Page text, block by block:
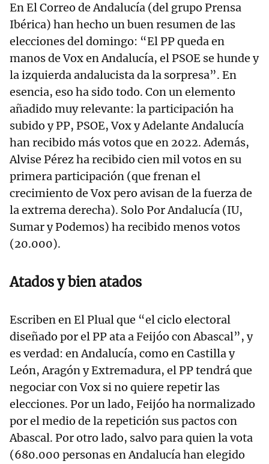
En El Correo de Andalucía (del grupo Prensa
Ibérica) han hecho un buen resumen de las
elecciones del domingo: “El PP queda en
manos de Vox en Andalucía, el PSOE se hunde y
la izquierda andalucista da la sorpresa”. En
esencia, eso ha sido todo. Con un elemento
añadido muy relevante: la participación ha
subido y PP, PSOE, Vox y Adelante Andalucía
han recibido más votos que en 2022. Además,
Alvise Pérez ha recibido cien mil votos en su
primera participación (que frenan el
crecimiento de Vox pero avisan de la fuerza de
la extrema derecha). Solo Por Andalucía (IU,
Sumar y Podemos) ha recibido menos votos
(20.000).
Atados y bien atados
Escriben en El Plual que “el ciclo electoral
diseñado por el PP ata a Feijóo con Abascal”, y
es verdad: en Andalucía, como en Castilla y
León, Aragón y Extremadura, el PP tendrá que
negociar con Vox si no quiere repetir las
elecciones. Por un lado, Feijóo ha normalizado
por el medio de la repetición sus pactos con
Abascal. Por otro lado, salvo para quien la vota
(680.000 personas en Andalucía han elegido